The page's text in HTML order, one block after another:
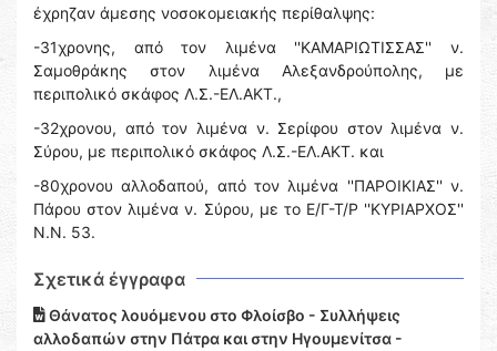
έχρηζαν άμεσης νοσοκομειακής περίθαλψης:
-31χρονης, από τον λιμένα ''ΚΑΜΑΡΙΩΤΙΣΣΑΣ'' ν.
Σαμοθράκης στον λιμένα Αλεξανδρούπολης, με
περιπολικό σκάφος Λ.Σ.-ΕΛ.ΑΚΤ.,
-32χρονου, από τον λιμένα ν. Σερίφου στον λιμένα ν.
Σύρου, με περιπολικό σκάφος Λ.Σ.-ΕΛ.ΑΚΤ. και
-80χρονου αλλοδαπού, από τον λιμένα ''ΠΑΡΟΙΚΙΑΣ'' ν.
Πάρου στον λιμένα ν. Σύρου, με το Ε/Γ-Τ/Ρ ''ΚΥΡΙΑΡΧΟΣ''
Ν.Ν. 53.
Σχετικά έγγραφα
Θάνατος λουόμενου στο Φλοίσβο - Συλλήψεις
αλλοδαπών στην Πάτρα και στην Ηγουμενίτσα -